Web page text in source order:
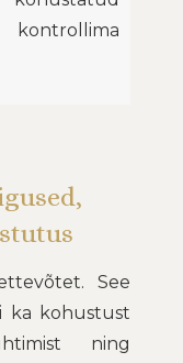
See
ka kohustust
ning